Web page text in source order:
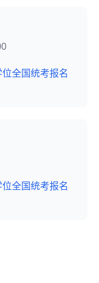
全国统考报名
全国统考报名